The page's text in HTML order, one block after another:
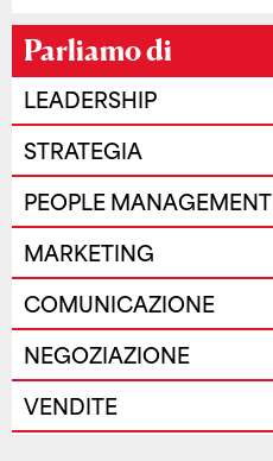
Parliamo di
LEADERSHIP
STRATEGIA
PEOPLE MANAGEMENT
MARKETING
COMUNICAZIONE
NEGOZIAZIONE
VENDITE